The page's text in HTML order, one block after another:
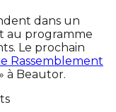
dans un
au programme
Le prochain
Rassemblement
à Beautor.